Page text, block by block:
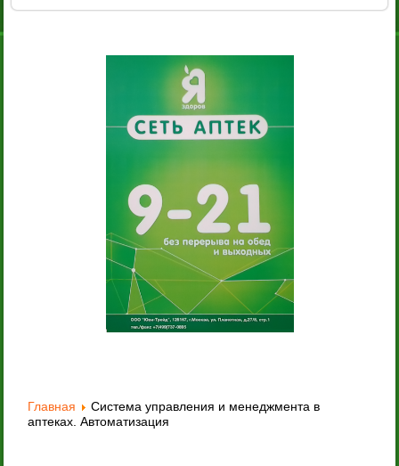
Главная
Система управления и менеджмента в
аптеках. Автоматизация